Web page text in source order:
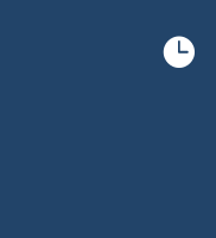
